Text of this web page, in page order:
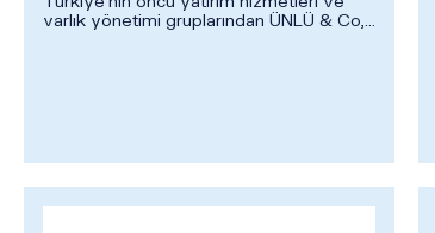
varlık yönetimi gruplarından ÜNLÜ & Co,